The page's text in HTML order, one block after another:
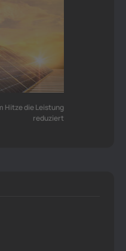
Hitze die Leistung
reduziert